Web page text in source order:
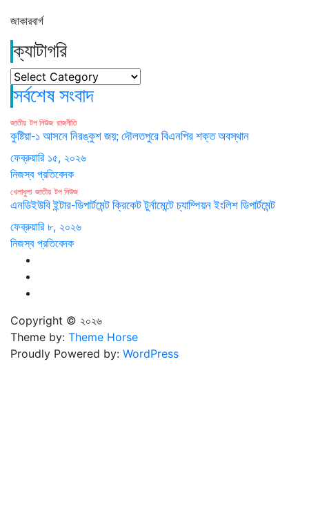
জাকারবার্গ
ক্যাটাগরি
ক্যাটাগরি
সর্বশেষ সংবাদ
জাতীয় টপ নিউজ রাজনীতি
কুষ্টিয়া-১ আসনে নিরঙ্কুশ জয়; দৌলতপুরে বিএনপির শক্ত অবস্থান
ফেব্রুয়ারি ১৫, ২০২৬
নিজস্ব প্রতিবেদক
খেলাধুলা জাতীয় টপ নিউজ
এনডিইউবি ইন্টার-ডিপার্টমেন্ট ক্রিকেট টুর্নামেন্টে চ্যাম্পিয়ন ইংলিশ ডিপার্টমেন্ট
ফেব্রুয়ারি ৮, ২০২৬
নিজস্ব প্রতিবেদক
Copyright © ২০২৬
Theme by: Theme Horse
Proudly Powered by: WordPress